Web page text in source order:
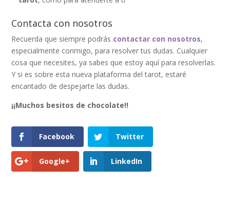
Contacta con nosotros
Recuerda que siempre podrás contactar con nosotros,
especialmente conmigo, para resolver tus dudas. Cualquier
cosa que necesites, ya sabes que estoy aquí para resolverlas.
Y si es sobre esta nueva plataforma del tarot, estaré
encantado de despejarte las dudas.
¡¡Muchos besitos de chocolate!!
Facebook Twitter
Google+ LinkedIn